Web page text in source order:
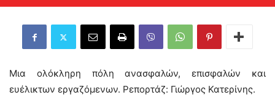
Μια ολόκληρη πόλη ανασφαλών, επισφαλών και
ευέλικτων εργαζόμενων. Ρεπορτάζ: Γιώργος Κατερίνης.